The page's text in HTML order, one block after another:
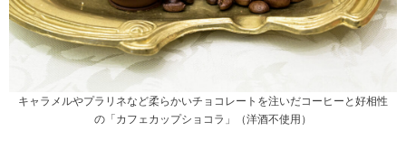
キャラメルやプラリネなど柔らかいチョコレートを注いだコーヒーと好相性
の「カフェカップショコラ」（洋酒不使用）